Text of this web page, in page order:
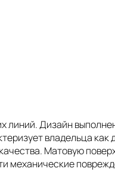
Дизайн
владельца
Матовую
механические